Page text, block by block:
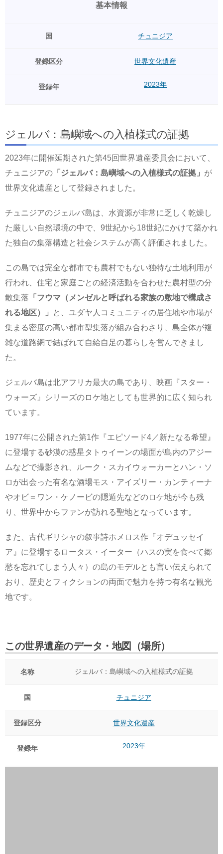
基本情報
国 チュニジア
登録区分 世界文化遺産
登録年 2023年
ジェルバ：島嶼域への入植様式の証拠
2023年に開催延期された第45回世界遺産委員会において、
チュニジアの 「ジェルバ：島嶼域への入植様式の証拠」 が
世界文化遺産として登録されました。
チュニジアのジェルバ島は、水資源が非常に乏しく乾燥し
た厳しい自然環境の中で、9世紀から18世紀にかけて築かれ
た独自の集落構造と社会システムが高く評価されました。
この島では完全な都市でも農村でもない独特な土地利用が
行われ、住宅と家庭ごとの経済活動を合わせた農村型の分
散集落 「フウマ（メンゼルと呼ばれる家族の敷地で構成さ
れる地区）」
と、ユダヤ人コミュニティの居住地や市場が
集まる密度の高い都市型集落が組み合わさり、島全体が複
雑な道路網で結ばれて自給自足の暮らしを営んできまし
た。
ジェルバ島は北アフリカ最大の島であり、映画『スター・
ウォーズ』シリーズのロケ地としても世界的に広く知られ
ています。
1977年に公開された第1作『エピソード4／新たなる希望』
に登場する砂漠の惑星タトゥイーンの場面が島内のアジー
ムなどで撮影され、ルーク・スカイウォーカーとハン・ソ
ロが出会った有名な酒場モス・アイズリー・カンティーナ
やオビ＝ワン・ケノービの隠遁先などのロケ地が今も残
り、世界中からファンが訪れる聖地となっています。
また、古代ギリシャの叙事詩ホメロス作『オデュッセイ
ア』に登場するロータス・イーター（ハスの実を食べて郷
愁を忘れてしまう人々）の島のモデルとも言い伝えられて
おり、歴史とフィクションの両面で魅力を持つ有名な観光
地です。
この世界遺産のデータ・地図（場所）
名称 ジェルバ：島嶼域への入植様式の証拠
国 チュニジア
登録区分 世界文化遺産
登録年 2023年